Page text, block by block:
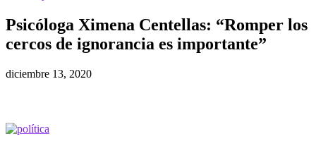
Psicóloga Ximena Centellas: “Romper los
cercos de ignorancia es importante”
diciembre 13, 2020